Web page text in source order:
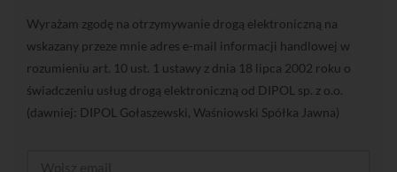
Wyrażam zgodę na otrzymywanie drogą elektroniczną na
wskazany przeze mnie adres e-mail informacji handlowej w
rozumieniu art. 10 ust. 1 ustawy z dnia 18 lipca 2002 roku o
świadczeniu usług drogą elektroniczną od DIPOL sp. z o.o.
(dawniej: DIPOL Gołaszewski, Waśniowski Spółka Jawna)